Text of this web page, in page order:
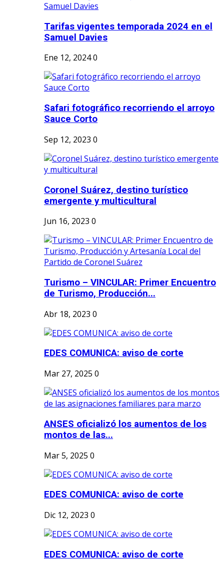
Tarifas vigentes temporada 2024 en el
Samuel Davies
Ene 12, 20240
Safari fotográfico recorriendo el arroyo
Sauce Corto
Sep 12, 2023 0
Coronel Suárez, destino turístico
emergente y multicultural
Jun 16, 2023 0
Turismo – VINCULAR: Primer Encuentro
de Turismo, Producción...
Abr 18, 2023 0
EDES COMUNICA: aviso de corte
Mar 27, 2025 0
ANSES oficializó los aumentos de los
montos de las...
Mar 5, 2025 0
EDES COMUNICA: aviso de corte
Dic 12, 2023 0
EDES COMUNICA: aviso de corte